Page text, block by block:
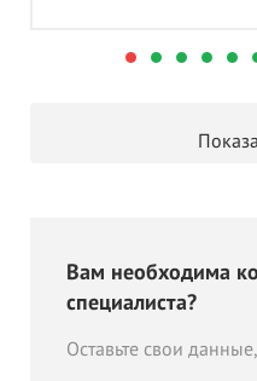
Вам необходима
специалиста?
Оставьте свои